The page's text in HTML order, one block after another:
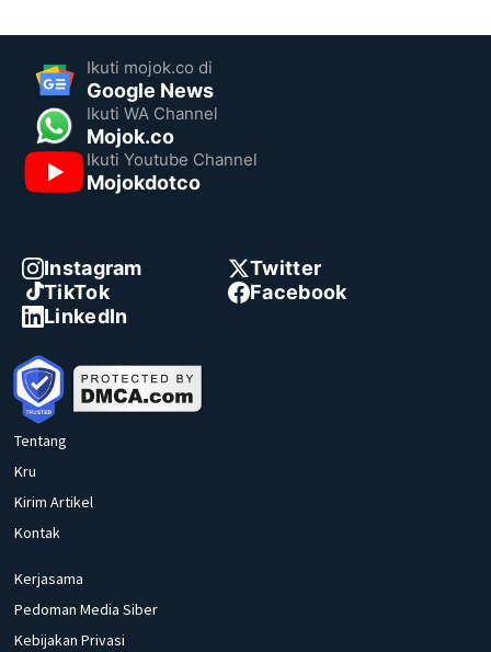
Ikuti mojok.co di
Google News
Ikuti WA Channel
Mojok.co
Ikuti Youtube Channel
Mojokdotco
Instagram
Twitter
TikTok
Facebook
LinkedIn
Tentang
Kru
Kirim Artikel
Kontak
Kerjasama
Pedoman Media Siber
Kebijakan Privasi